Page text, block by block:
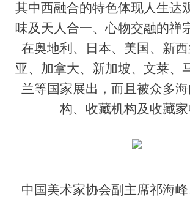
其中西融合的特色体现人生达
味及天人合一、心物交融的禅
在奥地利、日本、美国、新西
亚、加拿大、新加坡、文莱、
兰等国家展出，而且被众多
构、收藏机构及收藏
中国美术家协会副主席祁海